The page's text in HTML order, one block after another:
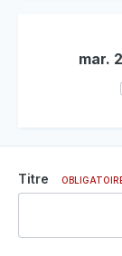
mar.
Titre